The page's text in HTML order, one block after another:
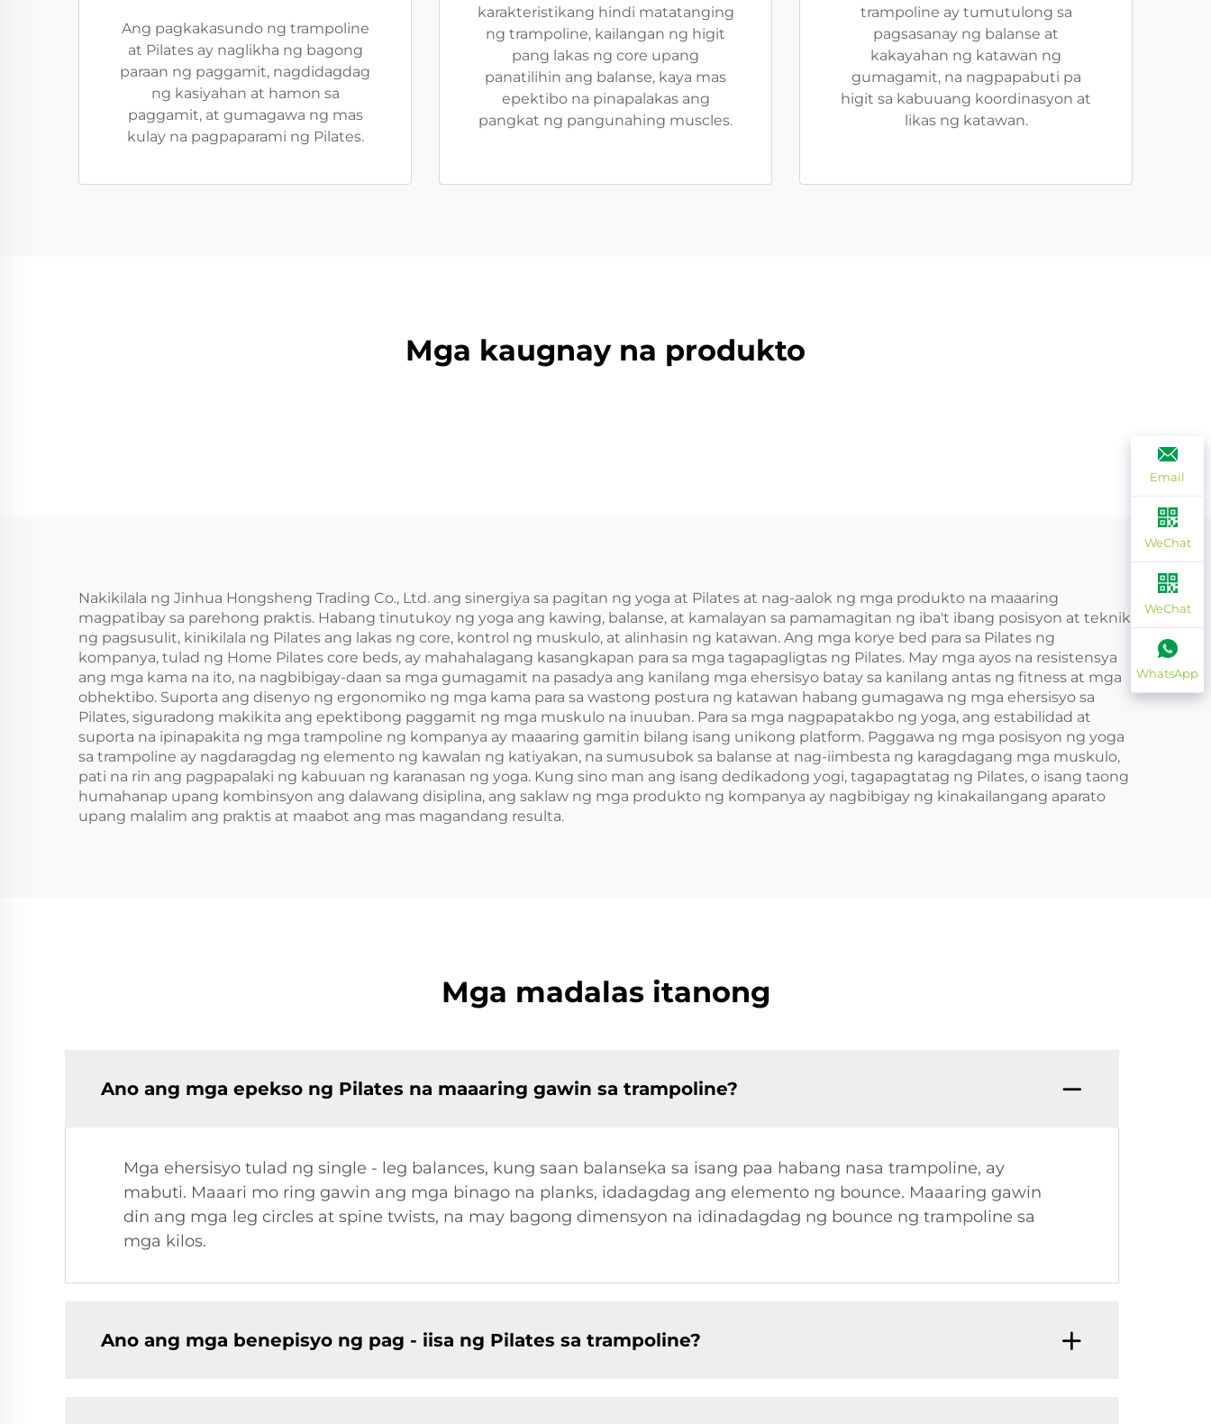
Ang pagkakasundo ng trampoline
at Pilates ay naglikha ng bagong
paraan ng paggamit, nagdidagdag
ng kasiyahan at hamon sa
paggamit, at gumagawa ng mas
kulay na pagpaparami ng Pilates.
karakteristikang hindi matatanging
ng trampoline, kailangan ng higit
pang lakas ng core upang
panatilihin ang balanse, kaya mas
epektibo na pinapalakas ang
pangkat ng pangunahing muscles.
trampoline ay tumutulong sa
pagsasanay ng balanse at
kakayahan ng katawan ng
gumagamit, na nagpapabuti pa
higit sa kabuuang koordinasyon at
likas ng katawan.
Mga kaugnay na produkto
Nakikilala ng Jinhua Hongsheng Trading Co., Ltd. ang sinergiya sa pagitan ng yoga at Pilates at nag-aalok ng mga produkto na maaaring
magpatibay sa parehong praktis. Habang tinutukoy ng yoga ang kawing, balanse, at kamalayan sa pamamagitan ng iba't ibang posisyon at teknik
ng pagsusulit, kinikilala ng Pilates ang lakas ng core, kontrol ng muskulo, at alinhasin ng katawan. Ang mga korye bed para sa Pilates ng
kompanya, tulad ng Home Pilates core beds, ay mahahalagang kasangkapan para sa mga tagapagligtas ng Pilates. May mga ayos na resistensya
ang mga kama na ito, na nagbibigay-daan sa mga gumagamit na pasadya ang kanilang mga ehersisyo batay sa kanilang antas ng fitness at mga
obhektibo. Suporta ang disenyo ng ergonomiko ng mga kama para sa wastong postura ng katawan habang gumagawa ng mga ehersisyo sa
Pilates, siguradong makikita ang epektibong paggamit ng mga muskulo na inuuban. Para sa mga nagpapatakbo ng yoga, ang estabilidad at
suporta na ipinapakita ng mga trampoline ng kompanya ay maaaring gamitin bilang isang unikong platform. Paggawa ng mga posisyon ng yoga
sa trampoline ay nagdaragdag ng elemento ng kawalan ng katiyakan, na sumusubok sa balanse at nag-iimbesta ng karagdagang mga muskulo,
pati na rin ang pagpapalaki ng kabuuan ng karanasan ng yoga. Kung sino man ang isang dedikadong yogi, tagapagtatag ng Pilates, o isang taong
humahanap upang kombinsyon ang dalawang disiplina, ang saklaw ng mga produkto ng kompanya ay nagbibigay ng kinakailangang aparato
upang malalim ang praktis at maabot ang mas magandang resulta.
Mga madalas itanong
Ano ang mga epekso ng Pilates na maaaring gawin sa trampoline?
Mga ehersisyo tulad ng single - leg balances, kung saan balanseka sa isang paa habang nasa trampoline, ay
mabuti. Maaari mo ring gawin ang mga binago na planks, idadagdag ang elemento ng bounce. Maaaring gawin
din ang mga leg circles at spine twists, na may bagong dimensyon na idinadagdag ng bounce ng trampoline sa
mga kilos.
Ano ang mga benepisyo ng pag - iisa ng Pilates sa trampoline?
Email
WeChat
WeChat
WhatsApp